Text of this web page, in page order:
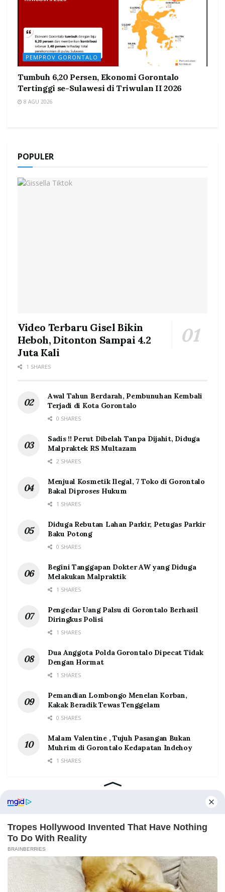
PEMPROV GORONTALO
Tumbuh 6,20 Persen, Ekonomi Gorontalo
Tertinggi se-Sulawesi di Triwulan II 2026
8 AGU 2026
POPULER
Video Terbaru Gisel Bikin
Heboh, Ditonton Sampai 4.2
Juta Kali
1 SHARES
Awal Tahun Berdarah, Pembunuhan Kembali
Terjadi di Kota Gorontalo
0 SHARES
Sadis !! Perut Dibelah Tanpa Dijahit, Diduga
Malpraktek RS Multazam
2 SHARES
Menjual Kosmetik Ilegal, 7 Toko di Gorontalo
Bakal Diproses Hukum
1 SHARES
Diduga Rebutan Lahan Parkir, Petugas Parkir
Baku Potong
0 SHARES
Begini Tanggapan Dokter AW yang Diduga
Melakukan Malpraktik
1 SHARES
Pengedar Uang Palsu di Gorontalo Berhasil
Diringkus Polisi
1 SHARES
Dua Anggota Polda Gorontalo Dipecat Tidak
Dengan Hormat
1 SHARES
Pemandian Lombongo Menelan Korban,
Kakak Beradik Tewas Tenggelam
0 SHARES
Malam Valentine , Tujuh Pasangan Bukan
Muhrim di Gorontalo Kedapatan Indehoy
1 SHARES
Home Tentang Kontak Redaksi Pedoman Media Siber
©2026 Prosesnews.id. All Rights Reserved.